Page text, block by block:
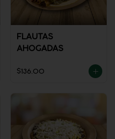
FLAUTAS
AHOGADAS
$136.00